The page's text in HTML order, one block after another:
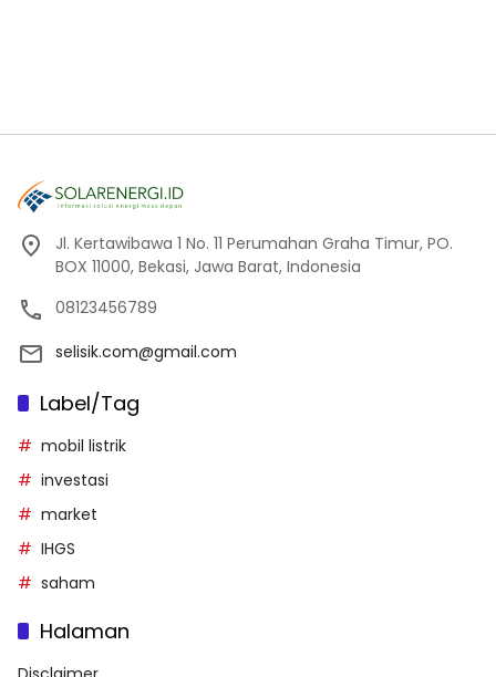
Jl. Kertawibawa 1 No. 11 Perumahan Graha Timur, PO.
BOX 11000, Bekasi, Jawa Barat, Indonesia
08123456789
selisik.com@gmail.com
Label/Tag
mobil listrik
investasi
market
IHGS
saham
Halaman